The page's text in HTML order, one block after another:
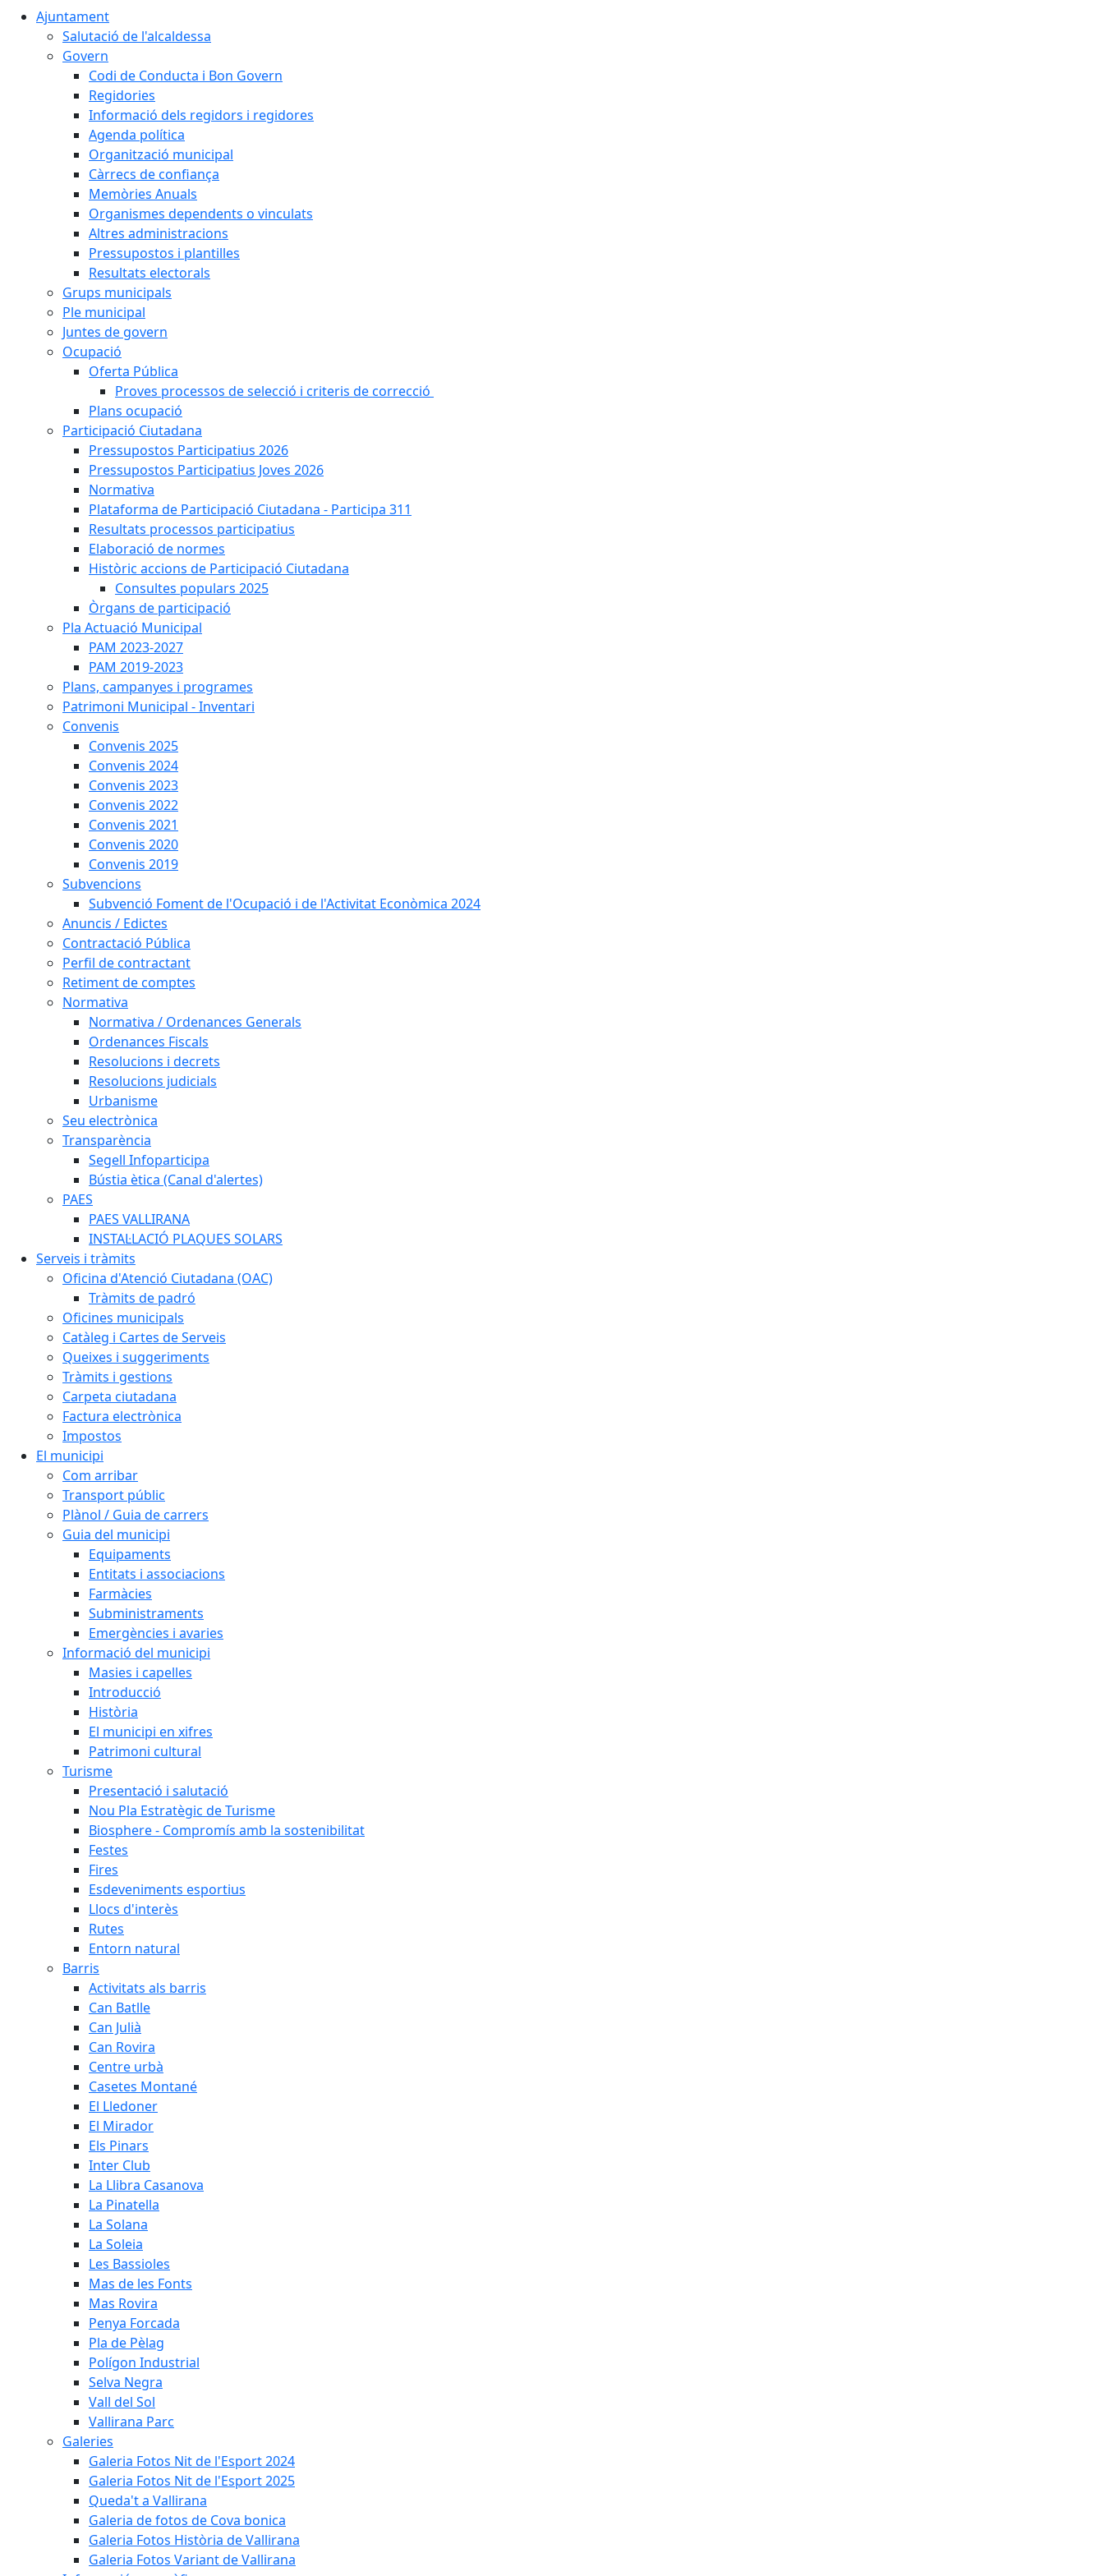
Ajuntament
Salutació de l'alcaldessa
Govern
Codi de Conducta i Bon Govern
Regidories
Informació dels regidors i regidores
Agenda política
Organització municipal
Càrrecs de confiança
Memòries Anuals
Organismes dependents o vinculats
Altres administracions
Pressupostos i plantilles
Resultats electorals
Grups municipals
Ple municipal
Juntes de govern
Ocupació
Oferta Pública
Proves processos de selecció i criteris de correcció
Plans ocupació
Participació Ciutadana
Pressupostos Participatius 2026
Pressupostos Participatius Joves 2026
Normativa
Plataforma de Participació Ciutadana - Participa 311
Resultats processos participatius
Elaboració de normes
Històric accions de Participació Ciutadana
Consultes populars 2025
Òrgans de participació
Pla Actuació Municipal
PAM 2023-2027
PAM 2019-2023
Plans, campanyes i programes
Patrimoni Municipal - Inventari
Convenis
Convenis 2025
Convenis 2024
Convenis 2023
Convenis 2022
Convenis 2021
Convenis 2020
Convenis 2019
Subvencions
Subvenció Foment de l'Ocupació i de l'Activitat Econòmica 2024
Anuncis / Edictes
Contractació Pública
Perfil de contractant
Retiment de comptes
Normativa
Normativa / Ordenances Generals
Ordenances Fiscals
Resolucions i decrets
Resolucions judicials
Urbanisme
Seu electrònica
Transparència
Segell Infoparticipa
Bústia ètica (Canal d'alertes)
PAES
PAES VALLIRANA
INSTAL·LACIÓ PLAQUES SOLARS
Serveis i tràmits
Oficina d'Atenció Ciutadana (OAC)
Tràmits de padró
Oficines municipals
Catàleg i Cartes de Serveis
Queixes i suggeriments
Tràmits i gestions
Carpeta ciutadana
Factura electrònica
Impostos
El municipi
Com arribar
Transport públic
Plànol / Guia de carrers
Guia del municipi
Equipaments
Entitats i associacions
Farmàcies
Subministraments
Emergències i avaries
Informació del municipi
Masies i capelles
Introducció
Història
El municipi en xifres
Patrimoni cultural
Turisme
Presentació i salutació
Nou Pla Estratègic de Turisme
Biosphere - Compromís amb la sostenibilitat
Festes
Fires
Esdeveniments esportius
Llocs d'interès
Rutes
Entorn natural
Barris
Activitats als barris
Can Batlle
Can Julià
Can Rovira
Centre urbà
Casetes Montané
El Lledoner
El Mirador
Els Pinars
Inter Club
La Llibra Casanova
La Pinatella
La Solana
La Soleia
Les Bassioles
Mas de les Fonts
Mas Rovira
Penya Forcada
Pla de Pèlag
Polígon Industrial
Selva Negra
Vall del Sol
Vallirana Parc
Galeries
Galeria Fotos Nit de l'Esport 2024
Galeria Fotos Nit de l'Esport 2025
Queda't a Vallirana
Galeria de fotos de Cova bonica
Galeria Fotos Història de Vallirana
Galeria Fotos Variant de Vallirana